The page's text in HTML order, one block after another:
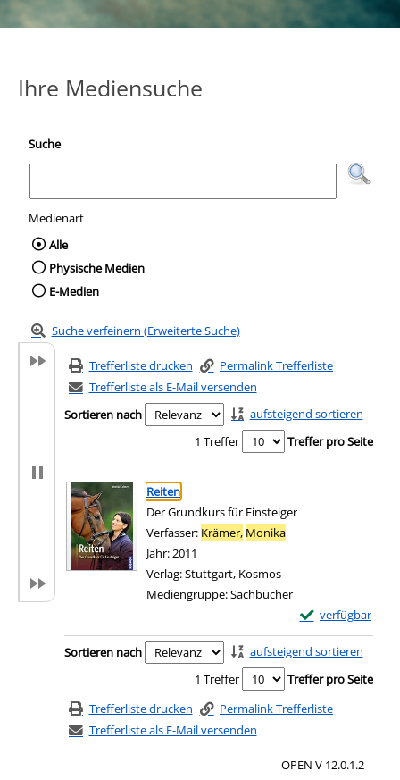
Ihre Mediensuche
Suche
Medienart
Wählen Sie die Medienart nach der Sie
Alle
Physische Medien
E-Medien
Suche verfeinern (Erweiterte Suche)
Trefferliste drucken
Permalink Trefferliste
Trefferliste als E-Mail versenden
Sortieren nach
aufsteigend sortieren
1 Treffer
Treffer pro Seite
Suchergebnis
Zu den Suchfiltern springen
Reiten
Der Grundkurs für Einsteiger
Verfasser: Krämer, Monika
Jahr:2011
Verlag:Stuttgart, Kosmos
Mediengruppe:Sachbücher
verfügbar
Exemplar-Details
Zum Download
Zu den Suchfiltern springen
Sortieren nach
aufsteigend sortieren
1 Treffer
Treffer pro Seite
Trefferliste drucken
Permalink Trefferliste
Trefferliste als E-Mail versenden
OPEN V 12.0.1.2